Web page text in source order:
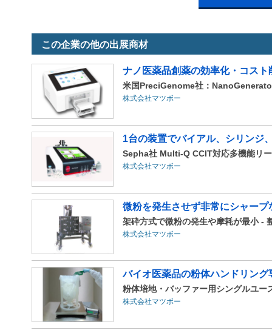
この企業の他の出展商材
ナノ医薬品創薬の効率化・コスト
米国PreciGenome社：
株式会社マツボー
1台の装置でバイアル、シリンジ
Sepha社 Multi-Q CCIT対応多機能リ
株式会社マツボー
微粉を発生させず非常にシャー
架砕方式で微粉の発生や摩耗が最小 -
株式会社マツボー
バイオ医薬品の粉体ハンドリング
粉体培地・バッファー用シングルユ
株式会社マツボー